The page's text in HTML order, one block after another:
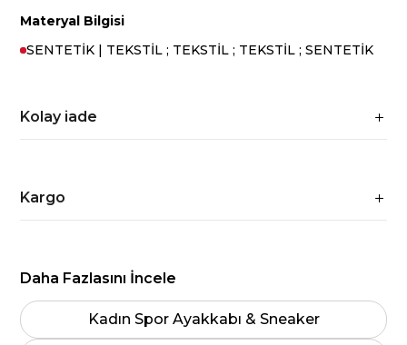
Materyal Bilgisi
SENTETİK | TEKSTİL ; TEKSTİL ; TEKSTİL ; SENTETİK
Kolay iade
Kargo
Daha Fazlasını İncele
Kadın Spor Ayakkabı & Sneaker